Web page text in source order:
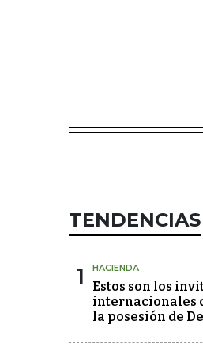
TENDENCIAS
1 HACIENDA
Estos son los
internacionales
la posesión de